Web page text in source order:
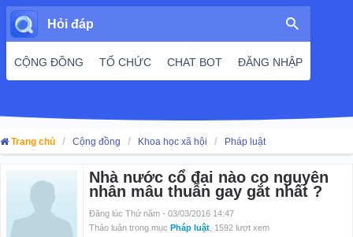
Hỏi đáp
CỘNG ĐỒNG TỔ CHỨC CHAT BOT ĐĂNG NHẬP
Trang chủ Cộng đồng Khoa học xã hội Pháp luật
Nhà nước cổ đại nào co nguyên
nhân mâu thuẫn gay gắt nhất ?
Đăng lúc Thứ năm - 03/03/2016 14:47
Thảo luận trong mục Pháp luật , 1592 lượt xem